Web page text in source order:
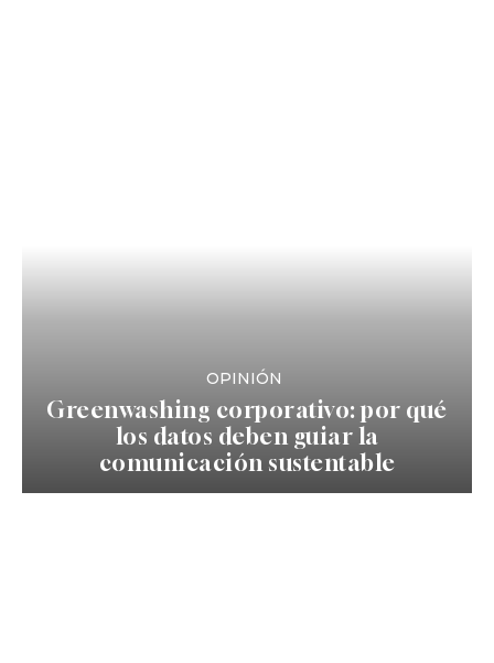
OPINIÓN
Greenwashing corporativo: por qué
los datos deben guiar la
comunicación sustentable